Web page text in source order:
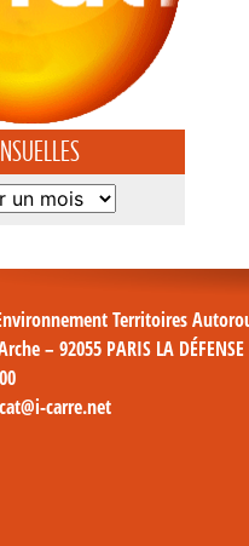
Territoires
– 92055 PARIS LA DÉFENSE
carre.net